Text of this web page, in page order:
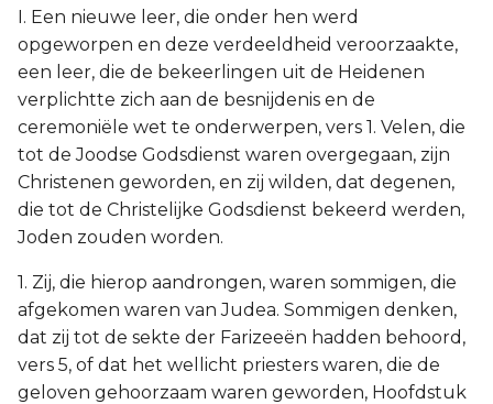
I. Een nieuwe leer, die onder hen werd
opgeworpen en deze verdeeldheid veroorzaakte,
een leer, die de bekeerlingen uit de Heidenen
verplichtte zich aan de besnijdenis en de
ceremoniële wet te onderwerpen, vers 1. Velen, die
tot de Joodse Godsdienst waren overgegaan, zijn
Christenen geworden, en zij wilden, dat degenen,
die tot de Christelijke Godsdienst bekeerd werden,
Joden zouden worden.
1. Zij, die hierop aandrongen, waren sommigen, die
afgekomen waren van Judea. Sommigen denken,
dat zij tot de sekte der Farizeeën hadden behoord,
vers 5, of dat het wellicht priesters waren, die de
geloven gehoorzaam waren geworden, Hoofdstuk